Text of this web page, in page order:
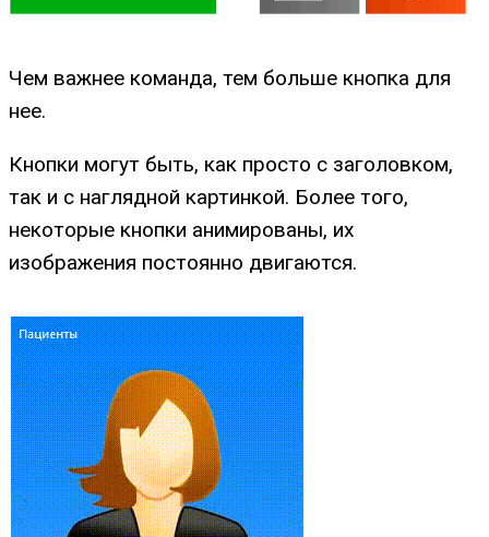
Чем важнее команда, тем больше кнопка для
нее.
Кнопки могут быть, как просто с заголовком,
так и с наглядной картинкой. Более того,
некоторые кнопки анимированы, их
изображения постоянно двигаются.